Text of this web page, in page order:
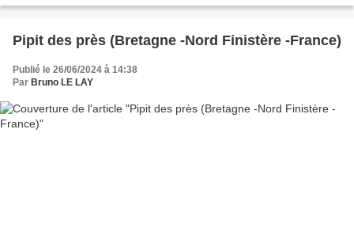
Pipit des près (Bretagne -Nord Finistère -France)
Publié le 26/06/2024 à 14:38
Par Bruno LE LAY